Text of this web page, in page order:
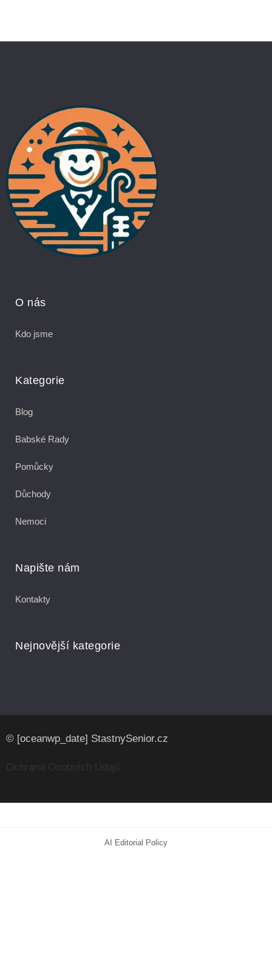
O nás
Kdo jsme
Kategorie
Blog
Babské Rady
Pomůcky
Důchody
Nemoci
Napište nám
Kontakty
Nejnovější kategorie
© [oceanwp_date] StastnySenior.cz
AI Editorial Policy